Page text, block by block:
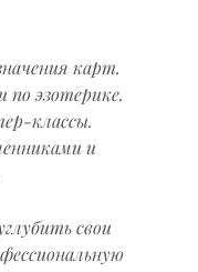
карт.
эзотерике.
классы.
и
свои